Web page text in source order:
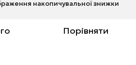
накопичувальної знижки
Порівняти